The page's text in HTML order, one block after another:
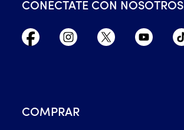
CONÉCTATE CON NOSOTROS
COMPRAR